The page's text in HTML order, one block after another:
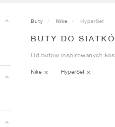
Buty Nike HyperSet
BUTY DO
Od butów inspirowanych
Nike HyperSet